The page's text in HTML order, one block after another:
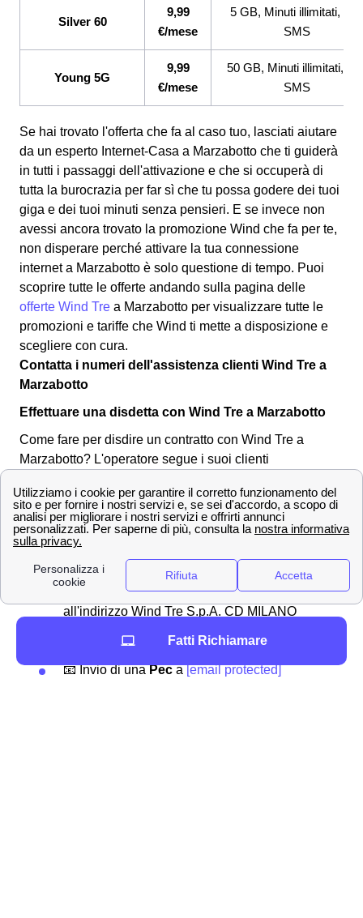
Silver 60
9,99
€/mese
5 GB, Minuti illimitati, 200
SMS
Young 5G
9,99
€/mese
50 GB, Minuti illimitati,
SMS
Se hai trovato l'offerta che fa al caso tuo, lasciati aiutare
da un esperto Internet-Casa a Marzabotto che ti guiderà
in tutti i passaggi dell'attivazione e che si occuperà di
tutta la burocrazia per far sì che tu possa godere dei tuoi
giga e dei tuoi minuti senza pensieri. E se invece non
avessi ancora trovato la promozione Wind che fa per te,
non disperare perché attivare la tua connessione
internet a Marzabotto è solo questione di tempo. Puoi
scoprire tutte le offerte andando sulla pagina delle
offerte Wind Tre a Marzabotto per visualizzare tutte le
promozioni e tariffe che Wind ti mette a disposizione e
scegliere con cura.
Contatta i numeri dell'assistenza clienti Wind Tre a
Marzabotto
Effettuare una disdetta con Wind Tre a Marzabotto
Come fare per disdire un contratto con Wind Tre a
Marzabotto? L'operatore segue i suoi clienti
la disdetta di un abbonamento o tariffa. Puoi effettuare
una disdetta in qualsiasi momento, l'importante è inviare
una comunicazione per tempo all'operatore a
Ecco qua sotto alcuni dei canali utilizzabili:
✉Invio di unaraccomandatada Marzabotto
all'indirizzo Wind Tre S.p.A. CD MILANO
20152 MILANO MI
📧 Invio di unaPeca[email protected]
Fatti Richiamare